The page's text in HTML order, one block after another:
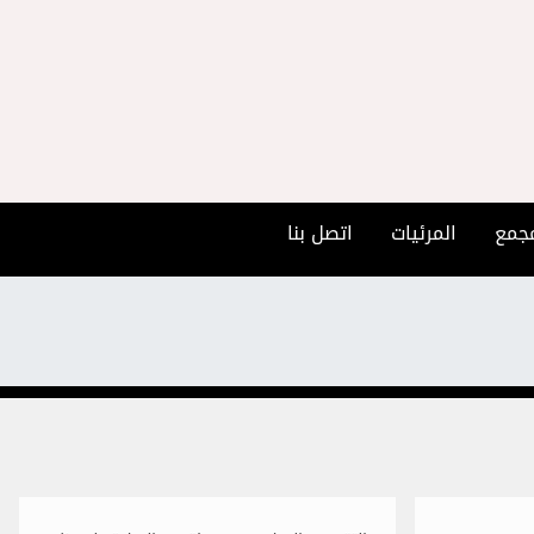
المرئيات اتصل بنا